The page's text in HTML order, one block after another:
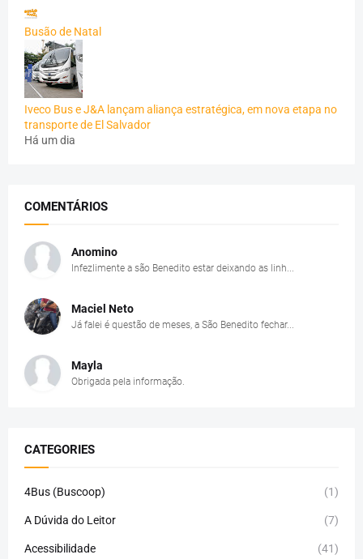
Busão de Natal
Iveco Bus e J&A lançam aliança estratégica, em nova etapa no
transporte de El Salvador
Há um dia
COMENTÁRIOS
Anomino
Infezlimente a são Benedito estar deixando as linh...
Maciel Neto
Já falei é questão de meses, a São Benedito fechar...
Mayla
Obrigada pela informação.
CATEGORIES
4Bus (Buscoop) (1)
A Dúvida do Leitor (7)
Acessibilidade (41)